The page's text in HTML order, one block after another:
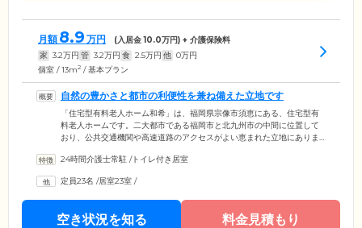
月額 8.9 万円 (入居金10.0万円) + 介護保険料
家 3.2万円 管 3.2万円 食 2.5万円 他 0万円
個室 / 13m2 / 基本プラン
自然の豊かさと都市の利便性を兼ね備えた立地です
「住宅型有料老人ホーム和希」は、福岡県宗像市須恵にある、住宅型有
料老人ホームです。二大都市である福岡市と北九州市の中間に位置して
おり、公共交通機関や高速道路のアクセスがよい恵まれた立地にありま
と歴史的な価値も魅力です。自然の豊かさと都市の利便性を兼ね備えた
ランセンターなどと連携し、ご入居者様お一人おひとりの生活にきめ細
やかに寄り添います。
24時間介護士常駐 /トイレ付き居室
定員23名 /居室23室 /
空き状況を知る 料金見積もり